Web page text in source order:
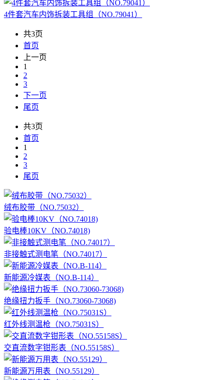
4件套汽车内饰拆装工具组（NO.79041）
共3页
首页
上一页
1
2
3
下一页
尾页
共3页
首页
1
2
3
尾页
绒布胶带（NO.75032）
验电棒10KV（NO.74018)
非接触式测电笔（NO.74017）
新能源冷媒表（NO.B-114）
绝缘扭力扳手（NO.73060-73068)
红外线测温枪（NO.75031S）
交直流数字钳形表（NO.55158S）
新能源万用表（NO.55129）